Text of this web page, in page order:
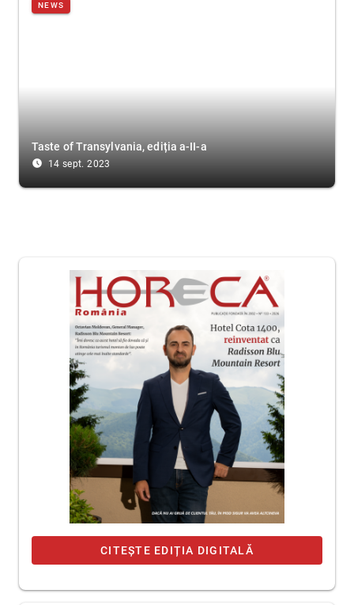
NEWS
Taste of Transylvania, ediția a-II-a
access_time_filled 14 sept. 2023
CITEȘTE EDIȚIA DIGITALĂ